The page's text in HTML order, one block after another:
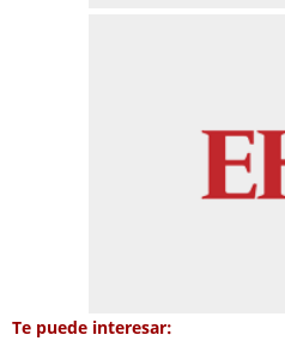
Te puede interesar: